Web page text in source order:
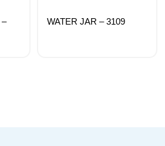
–
WATER JAR – 3109